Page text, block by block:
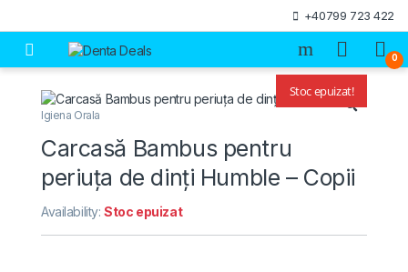
+40799 723 422
Open 0
🔍
Stoc epuizat!
Igiena Orala
Carcasă Bambus pentru
periuța de dinți Humble – Copii
Availability:Stoc epuizat